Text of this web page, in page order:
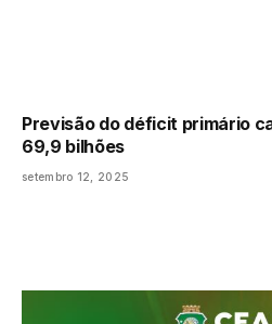
Previsão do déficit primário
69,9 bilhões
setembro 12, 2025